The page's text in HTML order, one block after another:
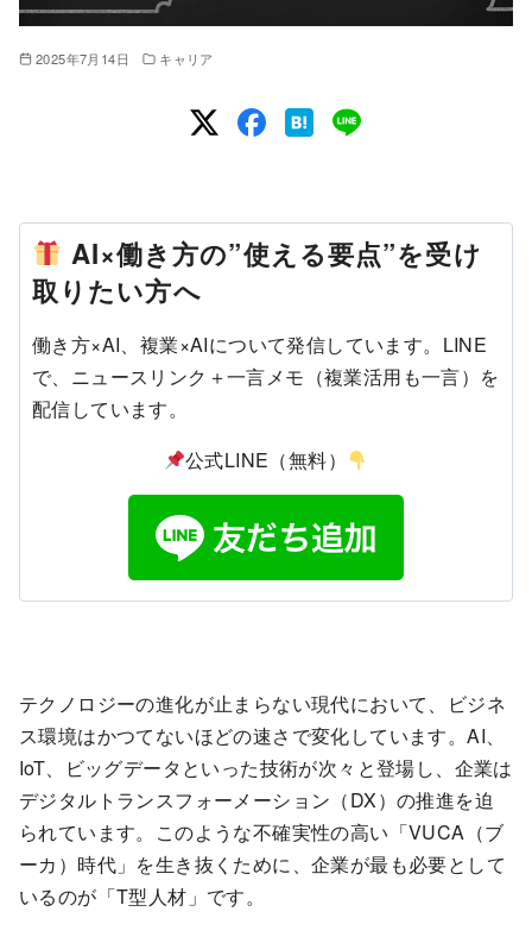
2025年7月14日 キャリア
AI×働き方の”使える要点”を受け
取りたい方へ
働き方×AI、複業×AIについて発信しています。LINE
で、ニュースリンク＋一言メモ（複業活用も一言）を
配信しています。
公式LINE（無料）
テクノロジーの進化が止まらない現代において、ビジネ
ス環境はかつてないほどの速さで変化しています。AI、
IoT、ビッグデータといった技術が次々と登場し、企業は
デジタルトランスフォーメーション（DX）の推進を迫
られています。このような不確実性の高い「VUCA（ブ
ーカ）時代」を生き抜くために、企業が最も必要として
いるのが「T型人材」です。